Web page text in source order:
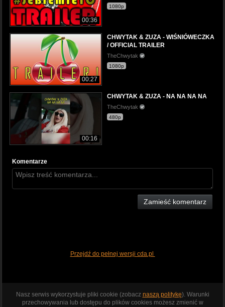
00:36
1080p
00:27
CHWYTAK & ZUZA - WIŚNIÓWECZKA
/ OFFICIAL TRAILER
TheChwytak
1080p
00:16
CHWYTAK & ZUZA - NA NA NA NA
TheChwytak
480p
Komentarze
Zamieść komentarz
Przejdź do pełnej wersji cda.pl
Nasz serwis wykorzystuje pliki cookie (zobacz naszą politykę). Warunki
przechowywania lub dostępu do plików cookies możesz zmienić w